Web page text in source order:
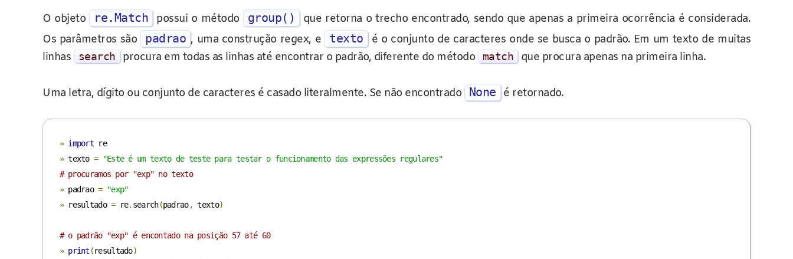
O objeto re.Match possui o método group()
que retorna o trecho encontrado, sendo que apenas a primeira ocorrência é considerada.
Os parâmetros são
padrao , uma construção regex, e texto
é o conjunto de caracteres onde se busca o padrão. Em um texto de muitas
linhas
search procura em todas as linhas até encontrar o padrão, diferente do método match que procura apenas na primeira linha.
Uma letra, dígito ou conjunto de caracteres é casado literalmente. Se não encontrado None é retornado.
» import
re
» texto =
"Este é um texto de teste para testar o funcionamento das expressões regulares"
# procuramos por "exp" no texto
» padrao = "exp"
» resultado = re. search(padrao, texto)
# o padrão "exp" é encontado na posição 57 até 60
» print (resultado)